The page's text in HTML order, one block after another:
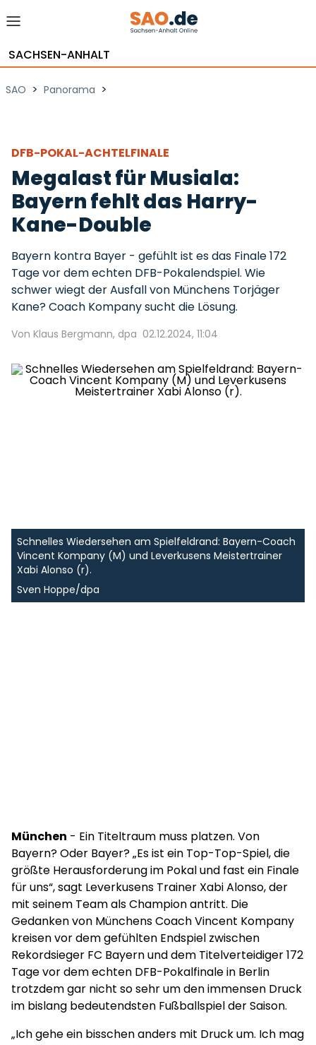
SACHSEN-ANHALT
SAO > Panorama >
DFB-POKAL-ACHTELFINALE
Megalast für Musiala:
Bayern fehlt das Harry-
Kane-Double
Bayern kontra Bayer - gefühlt ist es das Finale 172
Tage vor dem echten DFB-Pokalendspiel. Wie
schwer wiegt der Ausfall von Münchens Torjäger
Kane? Coach Kompany sucht die Lösung.
Von Klaus Bergmann, dpa 02.12.2024, 11:04
Schnelles Wiedersehen am Spielfeldrand: Bayern-Coach
Vincent Kompany (M) und Leverkusens Meistertrainer
Xabi Alonso (r).
Sven Hoppe/dpa
München - Ein Titeltraum muss platzen. Von
Bayern? Oder Bayer? „Es ist ein Top-Top-Spiel, die
größte Herausforderung im Pokal und fast ein Finale
für uns“, sagt Leverkusens Trainer Xabi Alonso, der
mit seinem Team als Champion antritt. Die
Gedanken von Münchens Coach Vincent Kompany
kreisen vor dem gefühlten Endspiel zwischen
Rekordsieger FC Bayern und dem Titelverteidiger 172
Tage vor dem echten DFB-Pokalfinale in Berlin
trotzdem gar nicht so sehr um den immensen Druck
im bislang bedeutendsten Fußballspiel der Saison.
„Ich gehe ein bisschen anders mit Druck um. Ich mag